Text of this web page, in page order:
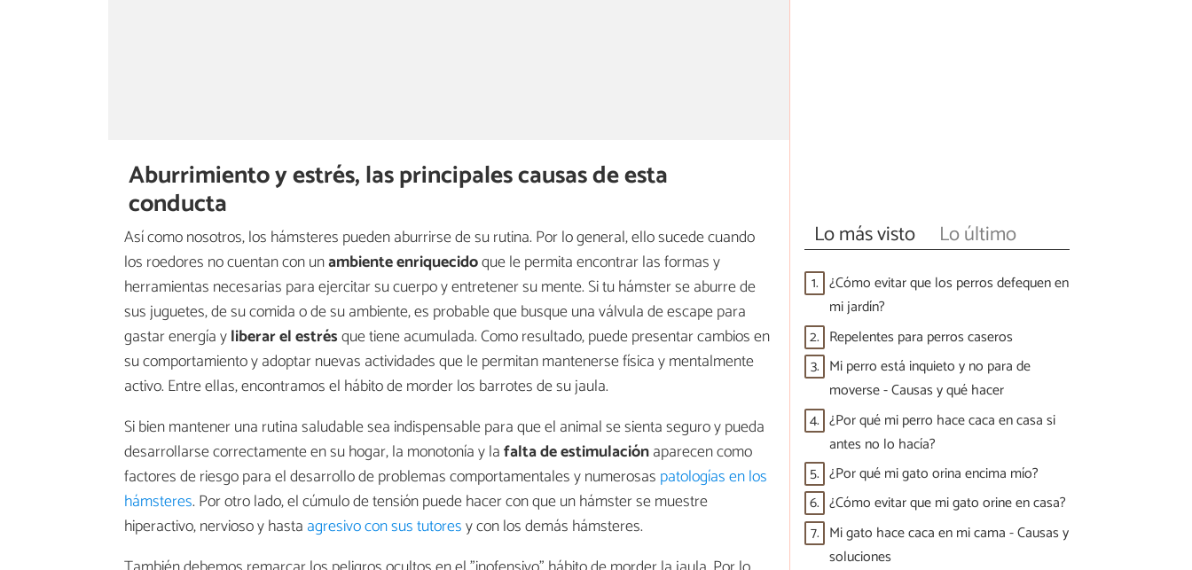
Aburrimiento y estrés, las principales causas de esta
conducta
Así como nosotros, los hámsteres pueden aburrirse de su rutina. Por lo general, ello sucede cuando
los roedores no cuentan con unambiente enriquecidoque le permita encontrar las formas y
herramientas necesarias para ejercitar su cuerpo y entretener su mente. Si tu hámster se aburre de
sus juguetes, de su comida o de su ambiente, es probable que busque una válvula de escape para
gastar energía yliberar el estrésque tiene acumulada. Como resultado, puede presentar cambios en
su comportamiento y adoptar nuevas actividades que le permitan mantenerse física y mentalmente
activo. Entre ellas, encontramos el hábito de morder los barrotes de su jaula.
Si bien mantener una rutina saludable sea indispensable para que el animal se sienta seguro y pueda
desarrollarse correctamente en su hogar, la monotonía y lafalta de estimulaciónaparecen como
factores de riesgo para el desarrollo de problemas comportamentales y numerosas patologías en los
hámsteres. Por otro lado, el cúmulo de tensión puede hacer con que un hámster se muestre
hiperactivo, nervioso y hasta agresivo con sus tutoresy con los demás hámsteres.
Lo más visto Lo último
1. ¿Cómo evitar que los perros defequen en
mi jardín?
2. Repelentes para perros caseros
3. Mi perro está inquieto y no para de
moverse - Causas y qué hacer
4. ¿Por qué mi perro hace caca en casa si
antes no lo hacía?
5. ¿Por qué mi gato orina encima mío?
6. ¿Cómo evitar que mi gato orine en casa?
7. Mi gato hace caca en mi cama - Causas y
soluciones